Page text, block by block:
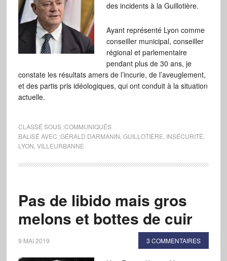
des incidents à la Guillotière.
Ayant représenté Lyon comme
conseiller municipal, conseiller
régional et parlementaire
pendant plus de 30 ans, je
constate les résultats amers de l’incurie, de l’aveuglement,
et des partis pris idéologiques, qui ont conduit à la situation
actuelle.
CLASSÉ SOUS :COMMUNIQUÉS
BALISÉ AVEC :GÉRALD DARMANIN GUILLOTIÈRE INSÉCURITÉ
LYON VILLEURBANNE
Pas de libido mais gros
melons et bottes de cuir
9 MAI 2019 3 COMMENTAIRES